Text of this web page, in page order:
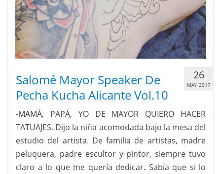
Salomé Mayor Speaker De
Pecha Kucha Alicante Vol.10
26
MAY 2017
-MAMÁ, PAPÁ, YO DE MAYOR QUIERO HACER
TATUAJES. Dijo la niña acomodada bajo la mesa del
estudio del artista. De familia de artistas, madre
peluquera, padre escultor y pintor, siempre tuvo
claro a lo que me quería dedicar. Sabía que si lo